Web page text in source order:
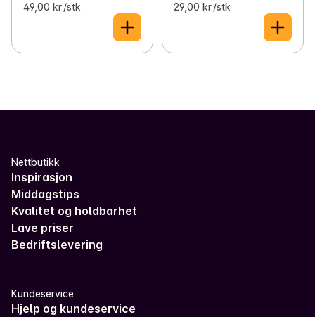
49,00 kr /stk 29,00 kr /stk
Nettbutikk
Inspirasjon
Middagstips
Kvalitet og holdbarhet
Lave priser
Bedriftslevering
Kundeservice
Hjelp og kundeservice